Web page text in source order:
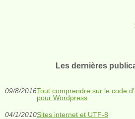
Les dernières
09/8/2016Tout comprendre sur le code
pour Wordpress
04/1/2010Sites internet et UTF-8